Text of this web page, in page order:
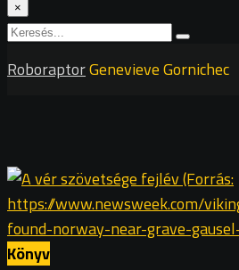
×
RoboraptorGenevieve Gornichec
Könyv